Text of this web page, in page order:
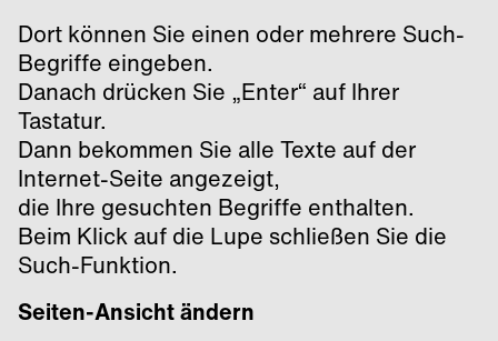
Dort können Sie einen oder mehrere Such-
Begriffe eingeben.
Danach drücken Sie „Enter“ auf Ihrer
Tastatur.
Dann bekommen Sie alle Texte auf der
Internet-Seite angezeigt,
die Ihre gesuchten Begriffe enthalten.
Beim Klick auf die Lupe schließen Sie die
Such-Funktion.
Seiten-Ansicht ändern